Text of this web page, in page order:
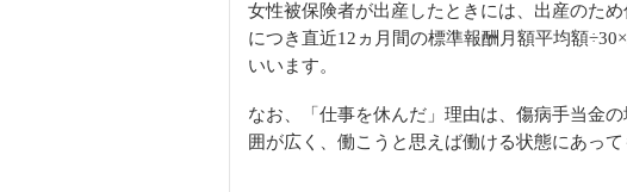
女性被保険者が出産したときには、出産のた
につき直近12ヵ月間の標準報酬月額平均額
いいます。
なお、「仕事を休んだ」理由は、傷病手当金
囲が広く、働こうと思えば働ける状態にあって